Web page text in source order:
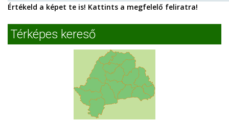
Értékeld a képet te is! Kattints a megfelelő feliratra!
Térképes kereső